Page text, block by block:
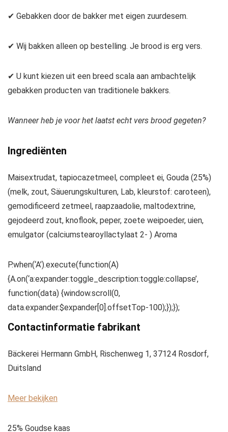
✔ Gebakken door de bakker met eigen zuurdesem.
✔ Wij bakken alleen op bestelling. Je brood is erg vers.
✔ U kunt kiezen uit een breed scala aan ambachtelijk
gebakken producten van traditionele bakkers.
Wanneer heb je voor het laatst echt vers brood gegeten?
Ingrediënten
Maisextrudat, tapiocazetmeel, compleet ei, Gouda (25%)
(melk, zout, Säuerungskulturen, Lab, kleurstof: caroteen),
gemodificeerd zetmeel, raapzaadolie, maltodextrine,
gejodeerd zout, knoflook, peper, zoete weipoeder, uien,
emulgator (calciumstearoyllactylaat 2- ) Aroma
P.when(‘A’).execute(function(A)
{A.on(‘a:expander:toggle_description:toggle:collapse’,
function(data) {window.scroll(0,
data.expander.$expander[0].offsetTop-100);});});
Contactinformatie fabrikant
Bäckerei Hermann GmbH, Rischenweg 1, 37124 Rosdorf,
Duitsland
Meer bekijken
25% Goudse kaas